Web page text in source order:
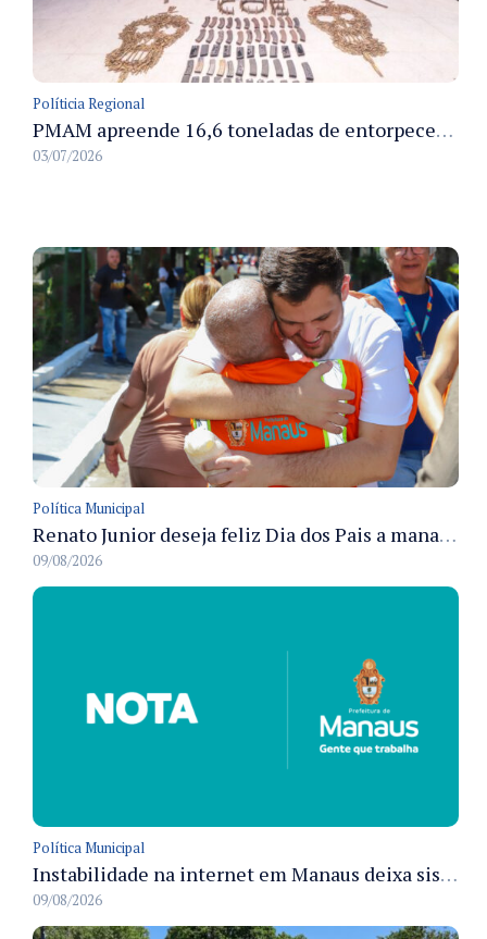
Políticia Regional
PMAM apreende 16,6 toneladas de entorpecentes e registra aumento nas prisões em flagrante e nas capturas de foragidos no primeiro semestre de 2026
03/07/2026
Política Municipal
Renato Junior deseja feliz Dia dos Pais a manauaras e detalha preparo dos cemitérios municipais
09/08/2026
Política Municipal
Instabilidade na internet em Manaus deixa sistemas de atendimento municipal temporariamente indisponíveis
09/08/2026